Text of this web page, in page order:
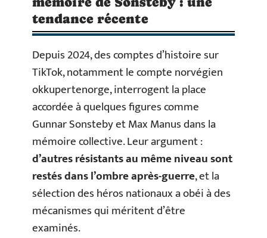
tendance récente
Depuis 2024, des comptes d’histoire sur
TikTok, notamment le compte norvégien
okkupertenorge, interrogent la place
accordée à quelques figures comme
Gunnar Sonsteby et Max Manus dans la
mémoire collective. Leur argument :
d’autres résistants au même niveau sont
restés dans l’ombre après-guerre, et la
sélection des héros nationaux a obéi à des
mécanismes qui méritent d’être
examinés.